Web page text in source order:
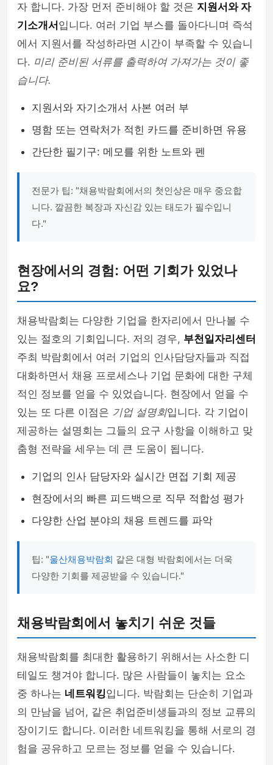
자 합니다. 가장 먼저 준비해야 할 것은 지원서와 자
기소개서 입니다. 여러 기업 부스를 돌아다니며 즉석
에서 지원서를 작성하라면 시간이 부족할 수 있습니
다. 미리 준비된 서류를 출력하여 가져가는 것이 좋
습니다.
지원서와 자기소개서 사본 여러 부
명함 또는 연락처가 적힌 카드를 준비하면 유용
간단한 필기구: 메모를 위한 노트와 펜
전문가 팁: "채용박람회에서의 첫인상은 매우 중요합
니다. 깔끔한 복장과 자신감 있는 태도가 필수입니
다."
현장에서의 경험: 어떤 기회가 있었나
요?
채용박람회는 다양한 기업을 한자리에서 만나볼 수
있는 절호의 기회입니다. 저의 경우, 부천일자리센터
주최 박람회에서 여러 기업의 인사담당자들과 직접
대화하면서 채용 프로세스나 기업 문화에 대한 구체
적인 정보를 얻을 수 있었습니다. 현장에서 얻을 수
있는 또 다른 이점은 기업 설명회입니다. 각 기업이
제공하는 설명회는 그들의 요구 사항을 이해하고 맞
춤형 전략을 세우는 데 큰 도움이 됩니다.
기업의 인사 담당자와 실시간 면접 기회 제공
현장에서의 빠른 피드백으로 직무 적합성 평가
다양한 산업 분야의 채용 트렌드를 파악
팁: "울산채용박람회 같은 대형 박람회에서는 더욱
다양한 기회를 제공받을 수 있습니다."
채용박람회에서 놓치기 쉬운 것들
채용박람회를 최대한 활용하기 위해서는 사소한 디
테일도 챙겨야 합니다. 많은 사람들이 놓치는 요소
중 하나는 네트워킹입니다. 박람회는 단순히 기업과
의 만남을 넘어, 같은 취업준비생들과의 정보 교류의
장이기도 합니다. 이러한 네트워킹을 통해 서로의 경
험을 공유하고 모르는 정보를 얻을 수 있습니다.